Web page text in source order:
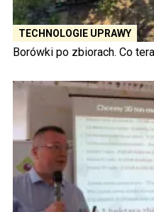
TECHNOLOGIE UPRAWY
Borówki po zbiorach. Co